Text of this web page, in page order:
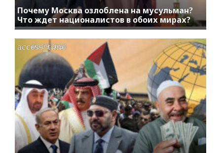
Почему Москва озлоблена на мусульман?
Что ждет националистов в обоих мирах?
access_time
03.09.2023